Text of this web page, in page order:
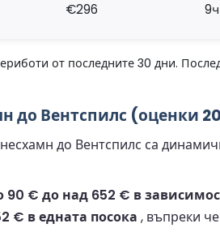
€296
от последните 30 дни.
до Вентспилс (оценки
до Вентспилс са
€ до над 652 € в
€ в едната посока , въпреки